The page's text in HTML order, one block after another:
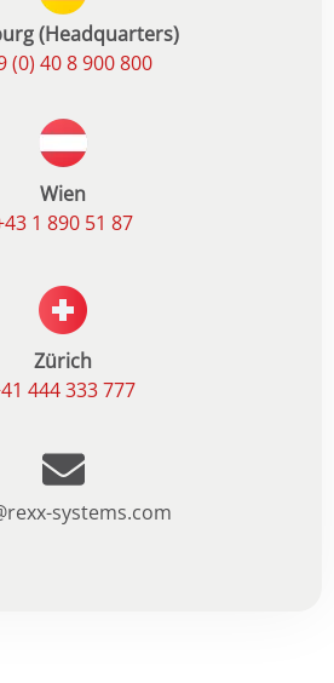
(Headquarters)
(0) 40 8 900 800
Wien
1 890 51 87
Zürich
444 333 777
systems.com